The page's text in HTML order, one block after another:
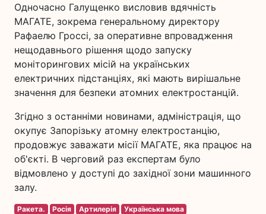
Одночасно Галущенко висловив вдячність
МАГАТЕ, зокрема генеральному директору
Рафаелю Гроссі, за оперативне впровадження
нещодавнього рішення щодо запуску
моніторингових місій на українських
електричних підстанціях, які мають вирішальне
значення для безпеки атомних електростанцій.
Згідно з останніми новинами, адміністрація, що
окупує Запорізьку атомну електростанцію,
продовжує заважати місії МАГАТЕ, яка працює на
об'єкті. В черговий раз експертам було
відмовлено у доступі до західної зони машинного
залу.
Ракета. Росія Артилерія
Українська мова